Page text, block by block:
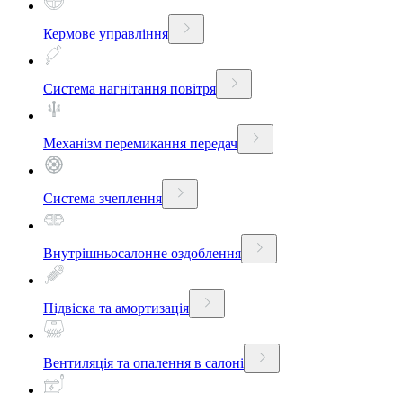
Кермове управління
Система нагнітання повітря
Механізм перемикання передач
Система зчеплення
Внутрішньосалонне оздоблення
Підвіска та амортизація
Вентиляція та опалення в салоні